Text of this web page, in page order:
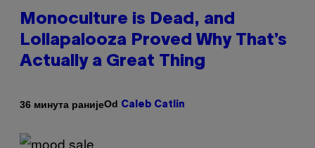
Monoculture is Dead, and
Lollapalooza Proved Why That’s
Actually a Great Thing
36 минута ранијеOd Caleb Catlin